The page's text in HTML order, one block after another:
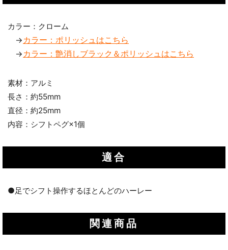
カラー：クローム
→ カラー：ポリッシュはこちら
→ カラー：艶消しブラック＆ポリッシュはこちら
素材：アルミ
長さ：約55mm
直径：約25mm
内容：シフトペグ×1個
適合
●足でシフト操作するほとんどのハーレー
関連商品